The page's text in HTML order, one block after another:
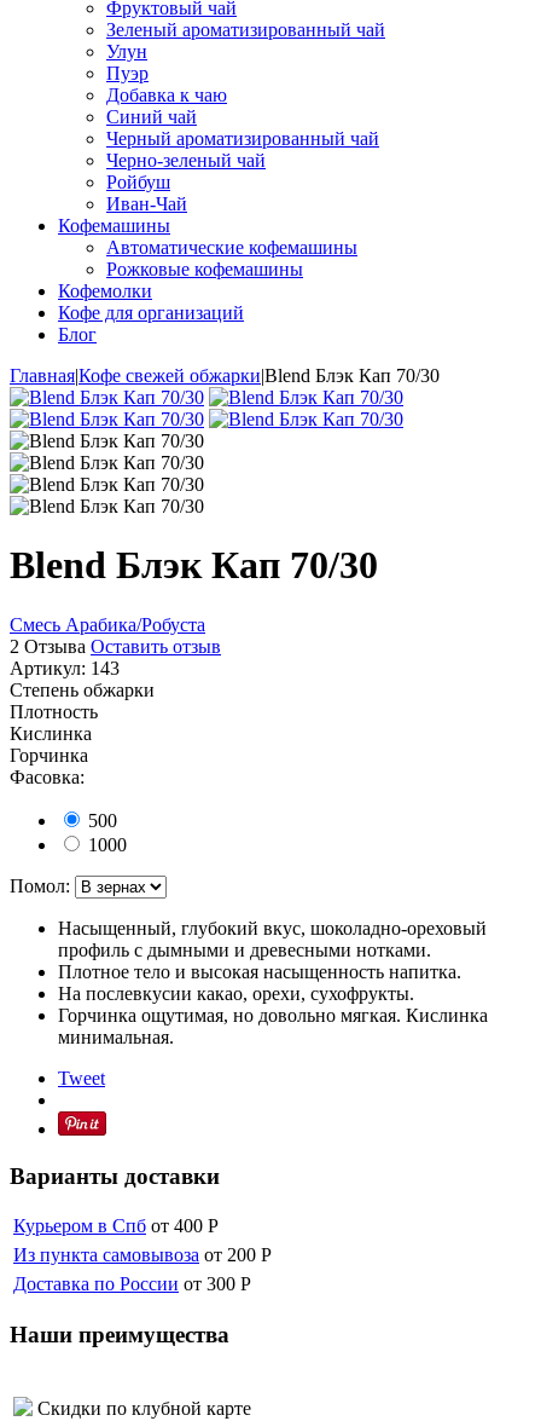
Фруктовый чай
Зеленый ароматизированный чай
Улун
Пуэр
Добавка к чаю
Синий чай
Черный ароматизированный чай
Черно-зеленый чай
Ройбуш
Иван-Чай
Кофемашины
Автоматические кофемашины
Рожковые кофемашины
Кофемолки
Кофе для организаций
Блог
Главная|Кофе свежей обжарки|Blend Блэк Кап 70/30
Blend Блэк Кап 70/30
Смесь Арабика/Робуста
2 Отзыва Оставить отзыв
Артикул: 143
Степень обжарки
Плотность
Кислинка
Горчинка
Фасовка:
500
1000
Помол:
Насыщенный, глубокий вкус, шоколадно-ореховый
профиль с дымными и древесными нотками.
Плотное тело и высокая насыщенность напитка.
На послевкусии какао, орехи, сухофрукты.
Горчинка ощутимая, но довольно мягкая. Кислинка
минимальная.
Tweet
Варианты доставки
Курьером в Спб от 400 Р
Из пункта самовывоза от 200 Р
Доставка по России от 300 Р
Наши преимущества
Скидки по клубной карте